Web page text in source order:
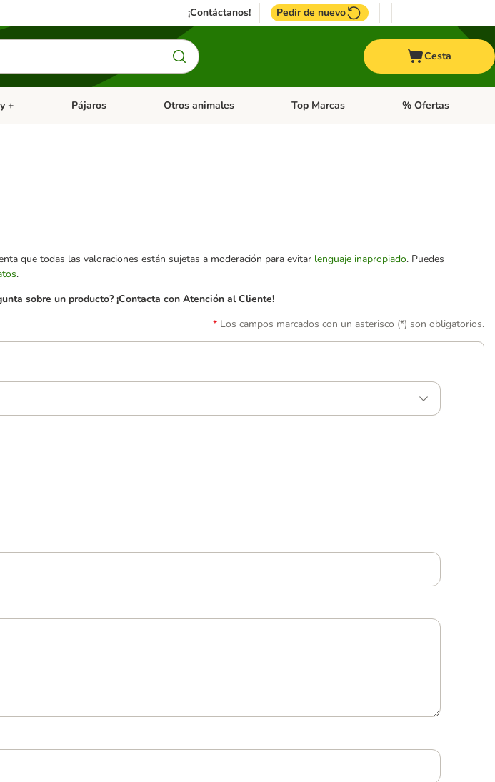
¡Contáctanos! Pedir de nuevo
Cesta
abierto: Antiparasitarios
+ Menú de categoria abierto: Roedores y +
Pájaros Menú de categoria abierto: Pájaros
Otros animales Menú de categoria abierto: Otros animales
Top Marcas Menú de categoria
% Ofertas
que todas las valoraciones están sujetas a moderación para evitar lenguaje inapropiado. Puedes
.
sobre un producto? ¡Contacta con Atención al Cliente!
Los campos marcados con un asterisco (*) son obligatorios.